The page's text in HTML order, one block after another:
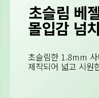
초슬림 베
몰입감 넘
초슬림한 1.8mm 사
제작되어 넓고 시원